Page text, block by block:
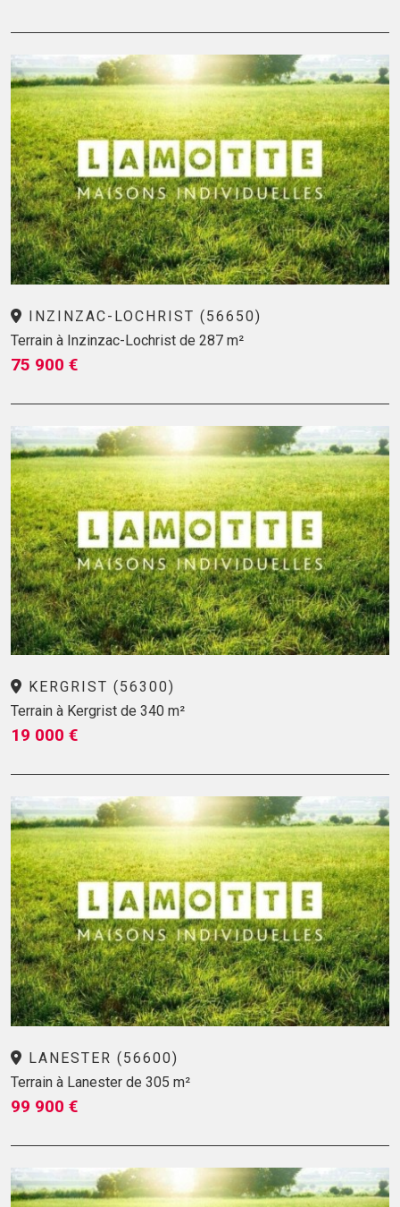
INZINZAC-LOCHRIST (56650)
Terrain à Inzinzac-Lochrist de 287 m²
75 900 €
KERGRIST (56300)
Terrain à Kergrist de 340 m²
19 000 €
LANESTER (56600)
Terrain à Lanester de 305 m²
99 900 €